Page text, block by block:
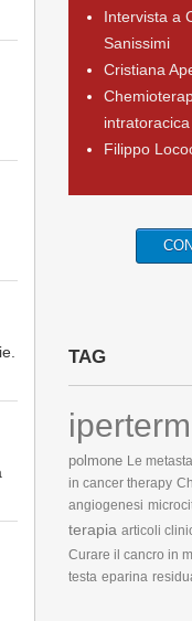
Intervista a
Sanissimi
Cristiana
Filippo
TAG
polmone Le
in cancer therapy
angiogenesi
terapia articoli
Curare il cancro in
testa eparina